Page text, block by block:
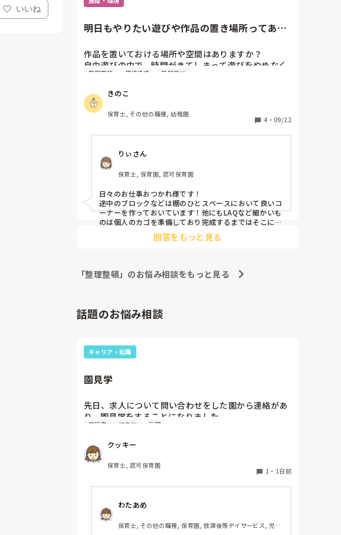
いいね
明日もやりたい遊びや作品の置き場所ってあり
作品を置いておける場所や空間はありますか？
自由遊びの中で、時間がきてしまって遊びをやめなく
てはいけない時に、もっとやりたい！明日も続きがし
て作ったブロックや、カプラの作品などを壊して片付
けなければいけない環境を変えようと思ってます🤨
そんなスペースや置き場がある方、どんな工夫をされ
てください！
整理整頓 環境構成 部屋遊び
きのこ
保育士, その他の職種, 幼稚園
4 ・ 09/22
りぃさん
保育士, 保育園, 認可保育園
日々のお仕事おつかれ様です！
途中のブロックなどは棚のひとスペースにおいて良いコ
ーナーを作っておいています！他にもLAQなど細かいも
のは個人のカゴを準備しており完成するまではそこにい
れて保管しています(^^)回答をもっと見る
「整理整頓」のお悩み相談をもっと見る
話題のお悩み相談
キャリア・転職
園見学
先日、求人について問い合わせをした園から連絡があ
り、園見学をすることになりました。
私としては求人に応募したという認識ですが、『園見
物について質問しましたが、見学なので特にありませ
んとのこと
このような場合は本当に見学だけで終了なのでしょう
それとも、やはり履歴書や職務経歴書を持参した方が
良いのでしょうか？
履歴書 持ち物 転職
クッキー
保育士, 認可保育園
1 ・ 1日前
わたあめ
保育士, その他の職種, 保育園, 放課後等デイサービス, 児童